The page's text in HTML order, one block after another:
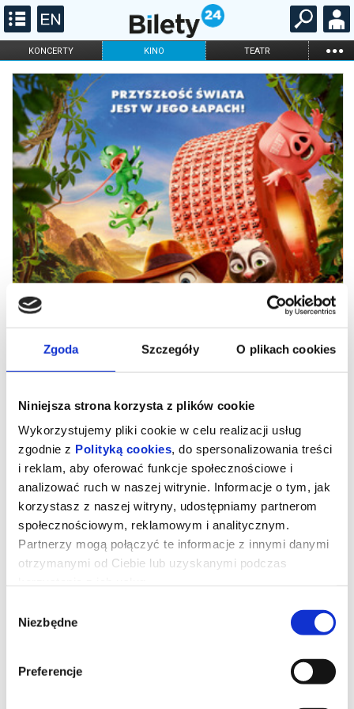
Zgoda Szczegóły O plikach cookies
Niniejsza strona korzysta z plików cookie
Wykorzystujemy pliki cookie w celu realizacji usług
zgodnie z Polityką cookies, do spersonalizowania treści
i reklam, aby oferować funkcje społecznościowe i
analizować ruch w naszej witrynie. Informacje o tym, jak
korzystasz z naszej witryny, udostępniamy partnerom
społecznościowym, reklamowym i analitycznym.
Partnerzy mogą połączyć te informacje z innymi danymi
otrzymanymi od Ciebie lub uzyskanymi podczas
zgody
Niezbędne
Preferencje
KONCERTY KINO TEATR ...
FILHARMONIA OPERA I BALET
STAND-UP
DLA DZIECI
ONLINE KARNETY
KUROZAJĄC I ŚWIĄTYNIA
Gdy wyjątkowy pół kurczak, pół zając odkrywa, że nie jest sam i
ma siostrę, a cały gatunek kurozająców potrzebuje ratunku,
wyrusza w ryzykowną podróż do legendarnej Świątyni Świstaka.